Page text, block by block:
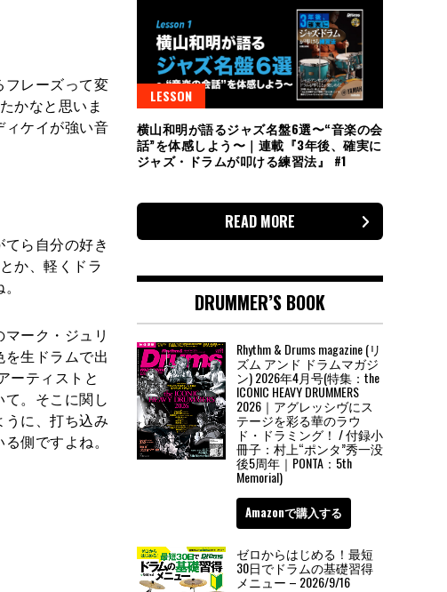
レーズって変
かなと思いま
ケイが強い音
ら自分の好き
か、軽くドラ
ーク・ジュリ
生ドラムで出
ーティストと
。そこに関し
に、打ち込み
側ですよね。
LESSON
横山和明が語るジャズ名盤6選〜“音楽の会
話”を体感しよう〜｜連載『3年後、確実に
ジャズ・ドラムが叩ける練習法』 #1
READ MORE
DRUMMER’S BOOK
Rhythm & Drums magazine (リ
ズム アンド ドラムマガジ
ン) 2026年4月号(特集：the
ICONIC HEAVY DRUMMERS
2026｜アグレッシヴにス
テージを彩る華のラウ
ド・ドラミング！ / 付録小
冊子：村上“ポンタ”秀一没
後5周年｜PONTA：5th
Memorial)
Amazonで購入する
ゼロからはじめる！最短
30日でドラムの基礎習得
メニュー – 2026/9/16